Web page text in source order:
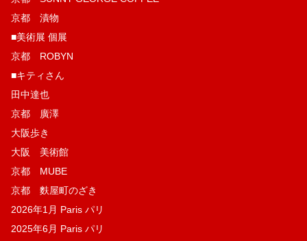
京都 漬物
■美術展 個展
京都 ROBYN
■キティさん
田中達也
京都 廣澤
大阪歩き
大阪 美術館
京都 MUBE
京都 麩屋町のざき
2026年1月 Paris パリ
2025年6月 Paris パリ